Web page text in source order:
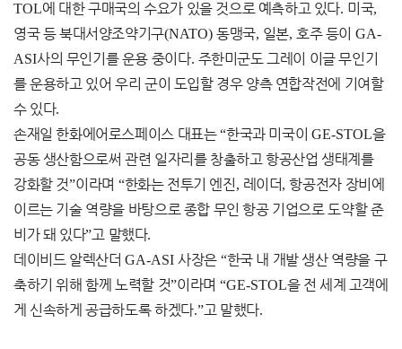
TOL에 대한 구매국의 수요가 있을 것으로 예측하고 있다. 미국,
영국 등 북대서양조약기구(NATO) 동맹국, 일본, 호주 등이 GA-
ASI사의 무인기를 운용 중이다. 주한미군도 그레이 이글 무인기
를 운용하고 있어 우리 군이 도입할 경우 양측 연합작전에 기여할
수 있다.
손재일 한화에어로스페이스 대표는“한국과 미국이 GE-STOL을
공동 생산함으로써 관련 일자리를 창출하고 항공산업 생태계를
강화할 것”이라며 “한화는 전투기 엔진, 레이더,항공전자 장비에
이르는 기술 역량을 바탕으로 종합 무인 항공 기업으로 도약할 준
비가 돼 있다”고 말했다.
데이비드 알렉산더GA-ASI사장은 “한국 내 개발 생산 역량을 구
축하기 위해 함께 노력할 것”이라며 “GE-STOL을 전 세계 고객에
게 신속하게 공급하도록 하겠다.”고 말했다.